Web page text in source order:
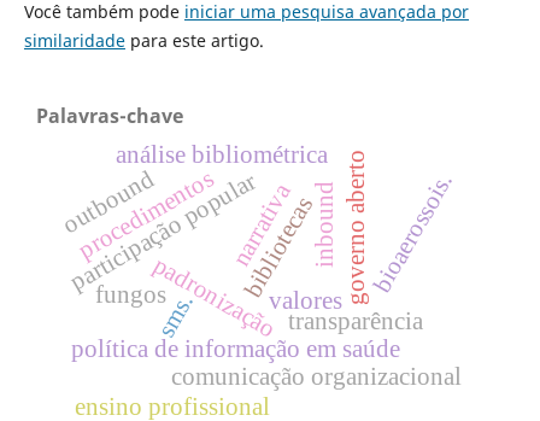
Você também pode iniciar uma pesquisa avançada por
similaridadepara este artigo.
Palavras-chave
política de informação em saúde
padronização
narrativa
transparência
governo aberto
participação popular
comunicação organizacional
procedimentos
sms.
ensino profissional
bibliotecas
fungos bioaerossois.
valores
inbound
outbound
análise bibliométrica